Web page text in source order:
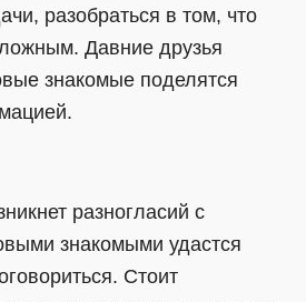
разобраться в том, что
Давние друзья
знакомые поделятся
разногласий с
знакомыми удастся
Стоит